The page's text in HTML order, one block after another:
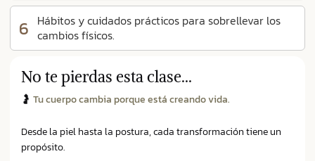
6 Hábitos y cuidados prácticos para sobrellevar los
cambios físicos.
No te pierdas esta clase...
🤰 Tu cuerpo cambia porque está creando vida.
Desde la piel hasta la postura, cada transformación tiene un
propósito.